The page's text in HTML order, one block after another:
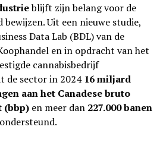
blijft zijn belang voor de
Uit een nieuwe studie,
Data Lab (BDL) van de
en in opdracht van het
cannabisbedrijf
de sector in 2024 16 miljard
aan het Canadese bruto
(bbp) en meer dan 227.000 banen